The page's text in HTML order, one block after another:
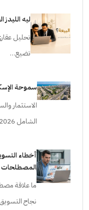
ليه الليدز
تحليل
تضيع…
سموحة الإسكندرية 2026 | تحديث
الاستثمار
الشامل 2026 تعتبر…
أخطاء
المصطلحات
ما علاقة
نجاح